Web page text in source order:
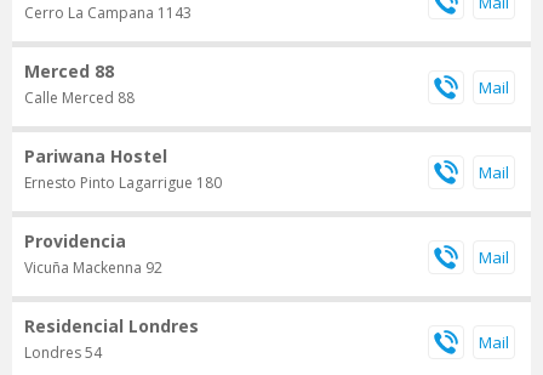
Cerro La Campana 1143
Merced 88
Calle Merced 88
Pariwana Hostel
Ernesto Pinto Lagarrigue 180
Providencia
Vicuña Mackenna 92
Residencial Londres
Londres 54